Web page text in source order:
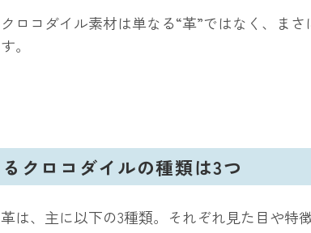
ロコダイル素材は単なる“革”ではなく、ま
。
クロコダイルの種類は3つ
は、主に以下の3種類。それぞれ見た目や特